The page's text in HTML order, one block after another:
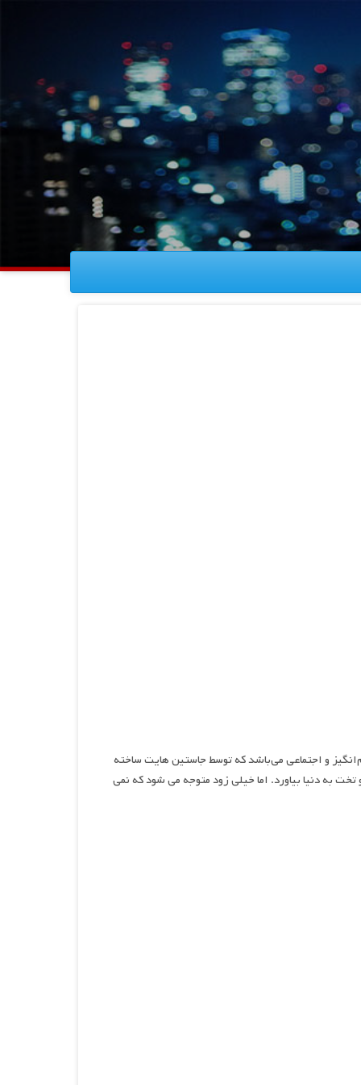
و اجتماعی می‌باشد که توسط جاستین هایت ساخته
به دنیا بیاورد. اما خیلی زود متوجه می شود که نمی